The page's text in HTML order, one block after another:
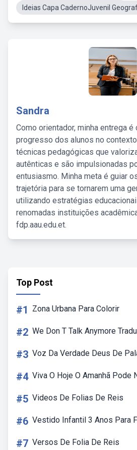
Ideias Capa CadernoJuvenil
Sandra
Como orientador, minha entrega é
progresso dos alunos no
técnicas pedagógicas que
autênticas e são impulsionadas
entusiasmo. Minha meta é guiar
trajetória para se tornarem uma
utilizando estratégias
renomadas instituições
fdp.aau.edu.et.
Top Post
#1 Zona Urbana Para Colorir
#2 We Don T Talk Anymore
#3 Voz Da Verdade Deus De
#4 Viva O Hoje O Amanhã Pode
#5 Videos De Folias De Reis
#6 Vestido Infantil 3 Anos Para
#7 Versos De Folia De Reis